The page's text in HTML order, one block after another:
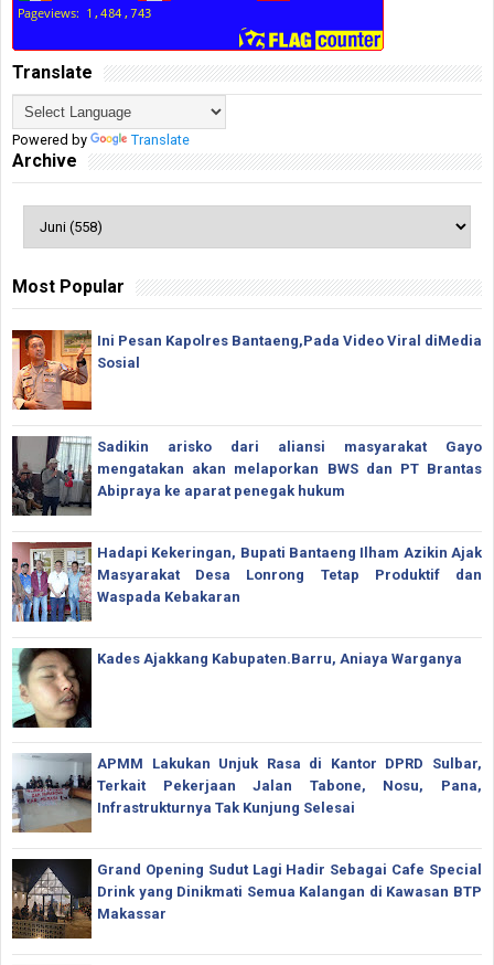
Translate
Powered by Translate
Archive
Most Popular
Ini Pesan Kapolres Bantaeng,Pada Video Viral diMedia
Sosial
Sadikin arisko dari aliansi masyarakat Gayo
mengatakan akan melaporkan BWS dan PT Brantas
Abipraya ke aparat penegak hukum
Hadapi Kekeringan, Bupati Bantaeng Ilham Azikin Ajak
Masyarakat Desa Lonrong Tetap Produktif dan
Waspada Kebakaran
Kades Ajakkang Kabupaten.Barru, Aniaya Warganya
APMM Lakukan Unjuk Rasa di Kantor DPRD Sulbar,
Terkait Pekerjaan Jalan Tabone, Nosu, Pana,
Infrastrukturnya Tak Kunjung Selesai
Grand Opening Sudut Lagi Hadir Sebagai Cafe Special
Drink yang Dinikmati Semua Kalangan di Kawasan BTP
Makassar